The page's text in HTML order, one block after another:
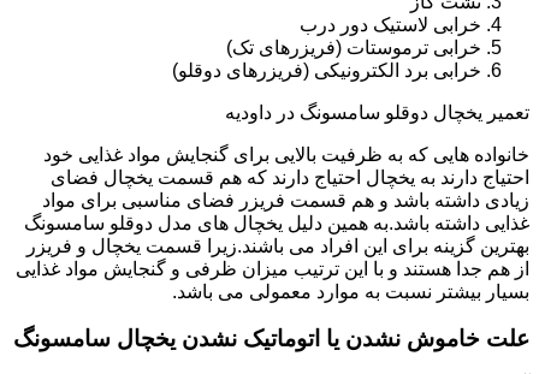
خرابی لاستیک دور درب
خرابی ترموستات (فریزرهای تک)
خرابی برد الکترونیکی (فریزرهای دوقلو)
تعمیر یخچال دوقلو سامسونگ در داودیه
خانواده هایی که به ظرفیت بالایی برای گنجایش مواد غذایی خود
احتیاج دارند به یخچال احتیاج دارند که هم قسمت یخچال فضای
زیادی داشته باشد و هم قسمت فریزر فضای مناسبی برای مواد
غذایی داشته باشد.به همین دلیل یخچال های مدل دوقلو سامسونگ
بهترین گزینه برای این افراد می باشند.زیرا قسمت یخچال و فریزر
از هم جدا هستند و با این ترتیب میزان ظرفی و گنجایش مواد غذایی
بسیار بیشتر نسبت به موارد معمولی می باشد.
علت خاموش نشدن یا اتوماتیک نشدن یخچال سامسونگ